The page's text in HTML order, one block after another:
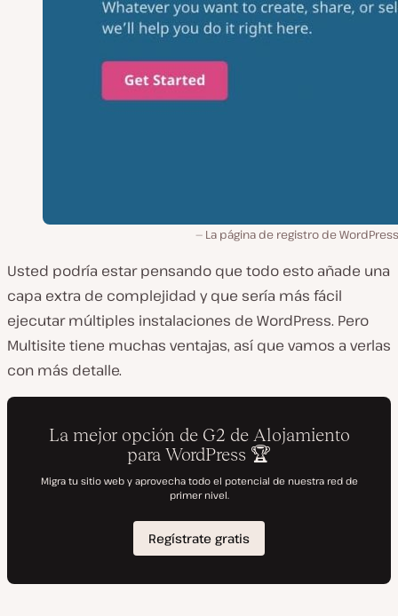
La página de registro de
Usted podría estar pensando que todo esto añade una
capa extra de complejidad y que sería más fácil
ejecutar múltiples instalaciones de WordPress. Pero
Multisite tiene muchas ventajas, así que vamos a verlas
con más detalle.